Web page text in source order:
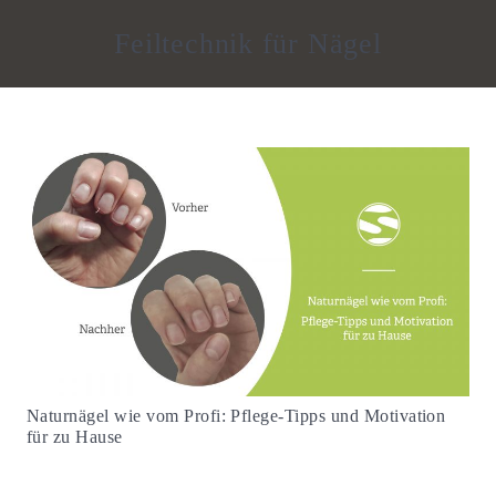
Feiltechnik für Nägel
Naturnägel wie vom Profi: Pflege-Tipps und Motivation
für zu Hause